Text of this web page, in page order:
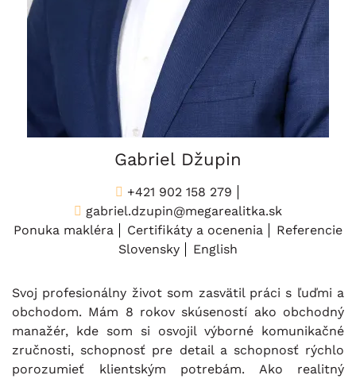
Gabriel Džupin
+421 902 158 279
gabriel.dzupin@megarealitka.sk
Ponuka makléra
Certifikáty a ocenenia
Referencie
Slovensky
English
Svoj profesionálny život som zasvätil práci s ľuďmi a
obchodom. Mám 8 rokov skúseností ako obchodný
manažér, kde som si osvojil výborné komunikačné
zručnosti, schopnosť pre detail a schopnosť rýchlo
porozumieť klientským potrebám. Ako realitný